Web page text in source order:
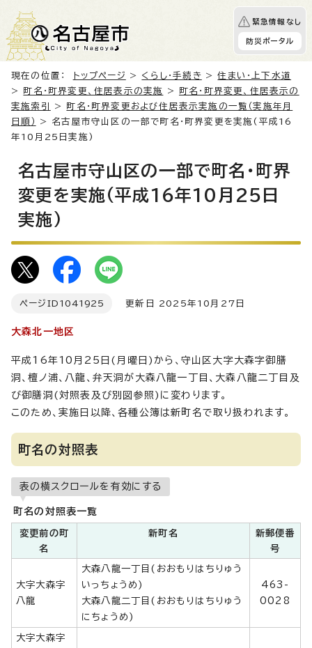
緊急情報なし
防災ポータル
現在の位置： トップページ > くらし・手続き >住まい・上下水道
>
町名・町界変更、住居表示の実施 >
町名・町界変更、住居表示の
実施索引
>
町名・町界変更および住居表示実施の一覧（実施年月
日順）
> 名古屋市守山区の一部で町名・町界変更を実施(平成16
年10月25日実施)
名古屋市守山区の一部で町名・町界
変更を実施(平成16年10月25日
実施)
ページID 1041925 更新日 2025年10月27日
大森北一地区
平成16年10月25日(月曜日)から、守山区大字大森字御膳
洞、檀ノ浦、八龍、弁天洞が大森八龍一丁目、大森八龍二丁目及
び御膳洞(対照表及び別図参照)に変わります。
このため、実施日以降、各種公簿は新町名で取り扱われます。
町名の対照表
表の横スクロールを有効にする
町名の対照表一覧
変更前の町
名
新町名
新郵便番
号
大字大森字
八龍
大森八龍一丁目(おおもりはちりゅう
いっちょうめ)
大森八龍二丁目(おおもりはちりゅう
にちょうめ)
463-
0028
大字大森字